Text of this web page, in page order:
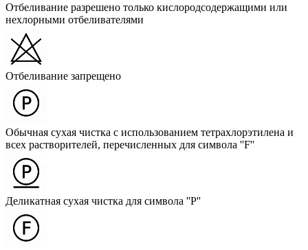
Отбеливание разрешено только кислородсодержащими или
нехлорными отбеливателями
Отбеливание запрещено
Обычная сухая чистка с использованием тетрахлорэтилена и
всех растворителей, перечисленных для символа ''F''
Деликатная сухая чистка для символа ''P''